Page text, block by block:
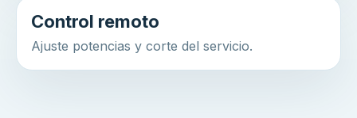
Control remoto
Ajuste potencias y corte del servicio.